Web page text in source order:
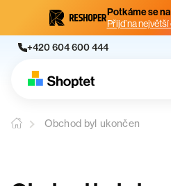
Potkáme se
Přijď na
+420 604 600 444
Obchod byl ukončen